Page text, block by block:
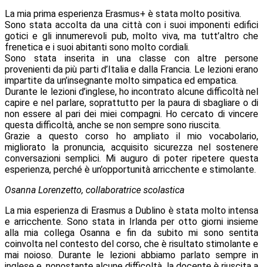
La mia prima esperienza Erasmus+ è stata molto positiva.
Sono stata accolta da una città con i suoi imponenti edifici
gotici e gli innumerevoli pub, molto viva, ma tutt’altro che
frenetica e i suoi abitanti sono molto cordiali.
Sono stata inserita in una classe con altre persone
provenienti da più parti d’Italia e dalla Francia. Le lezioni erano
impartite da un’insegnante molto simpatica ed empatica.
Durante le lezioni d’inglese, ho incontrato alcune difficoltà nel
capire e nel parlare, soprattutto per la paura di sbagliare o di
non essere al pari dei miei compagni. Ho cercato di vincere
questa difficoltà, anche se non sempre sono riuscita.
Grazie a questo corso ho ampliato il mio vocabolario,
migliorato la pronuncia, acquisito sicurezza nel sostenere
conversazioni semplici. Mi auguro di poter ripetere questa
esperienza, perché è un’opportunità arricchente e stimolante.
Osanna Lorenzetto, collaboratrice scolastica
La mia esperienza di Erasmus a Dublino è stata molto intensa
e arricchente. Sono stata in Irlanda per otto giorni insieme
alla mia collega Osanna e fin da subito mi sono sentita
coinvolta nel contesto del corso, che è risultato stimolante e
mai noioso. Durante le lezioni abbiamo parlato sempre in